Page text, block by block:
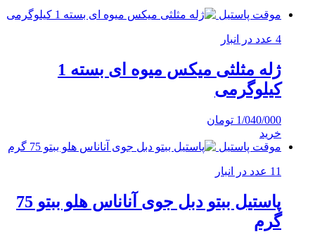
موقت پاستیل
4 عدد در انبار
ژله مثلثی میکس میوه ای بسته 1
کیلوگرمی
1/040/000 تومان
خرید
موقت پاستیل
11 عدد در انبار
پاستیل ببتو دبل جوی آناناس هلو ببتو 75
گرم